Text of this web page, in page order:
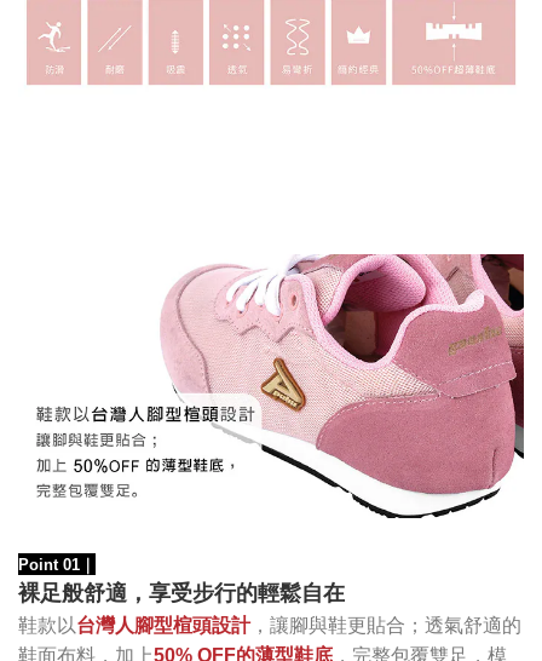
Point 01 ｜
裸足般舒適，享受步行的輕鬆自在
鞋款以台灣人腳型楦頭設計，讓腳與鞋更貼合；透氣舒適的
鞋面布料，加上50% OFF的薄型鞋底 ，完整包覆雙足，模